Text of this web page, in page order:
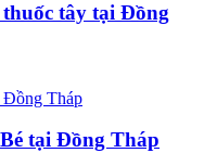
tây tại Đồng
tại Đồng Tháp